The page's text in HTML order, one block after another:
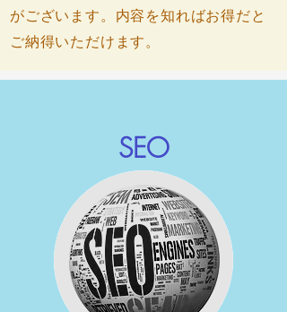
がございます。内容を知ればお得だと
ご納得いただけます。
SEO